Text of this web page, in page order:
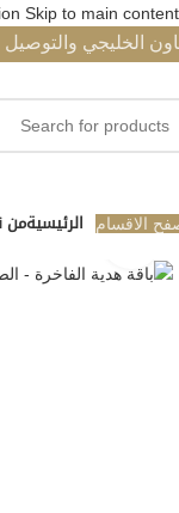
Skip to main content
والتوصيل مجاني
الاقسام الرئيسيةمن